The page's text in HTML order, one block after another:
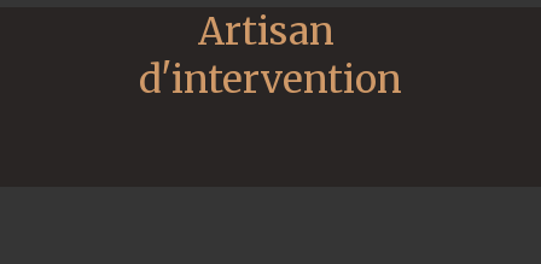
Artisan
d'intervention